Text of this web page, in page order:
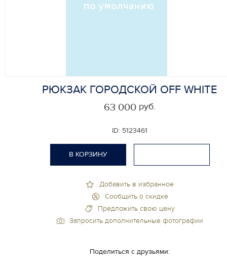
РЮКЗАК ГОРОДСКОЙ OFF WHITE
ID: 5123461
63 000 руб.
Добавить в избранное
Сообщить о скидке
Предложить свою цену
Запросить дополнительные фотографии
В КОРЗИНУ
Поделиться с друзьями: